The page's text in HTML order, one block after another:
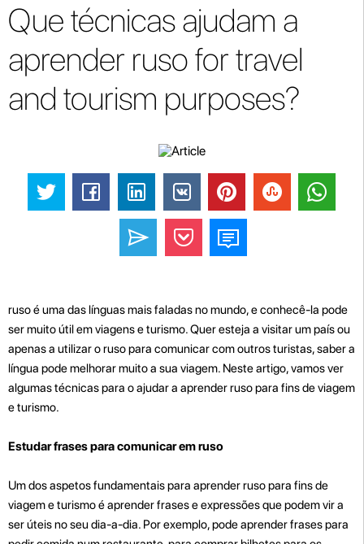
Que técnicas ajudam a
aprender ruso for travel
and tourism purposes?
ruso é uma das línguas mais faladas no mundo, e conhecê-la pode
ser muito útil em viagens e turismo. Quer esteja a visitar um país ou
apenas a utilizar o ruso para comunicar com outros turistas, saber a
língua pode melhorar muito a sua viagem. Neste artigo, vamos ver
algumas técnicas para o ajudar a aprender ruso para fins de viagem
e turismo.
Estudar frases para comunicar em ruso
Um dos aspetos fundamentais para aprender ruso para fins de
viagem e turismo é aprender frases e expressões que podem vir a
ser úteis no seu dia-a-dia. Por exemplo, pode aprender frases para